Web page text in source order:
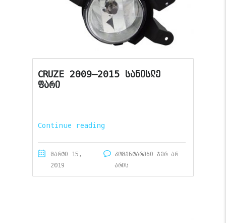
CRUZE 2009–2015 სანისლე
ფარი
Continue reading
მარტი 15,
2019
კომენტარები ჯერ არ
არის